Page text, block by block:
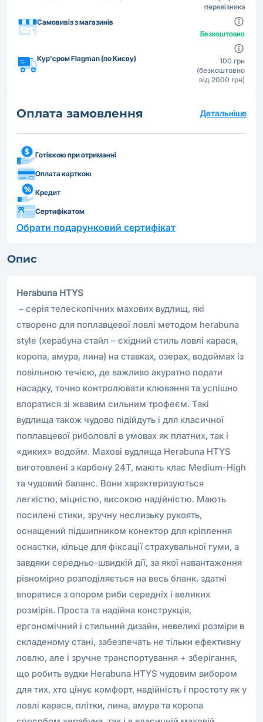
перевізника
Самовивіз з магазинів
Безкоштовно
Кур'єром Flagman (по Києву)
100 грн
(безкоштовно
від 2000 грн)
Оплата замовлення Детальніше
Готівкою при отриманні
Оплата карткою
Кредит
Сертифікатом
Обрати подарунковий сертифікат
Опис
Herabuna HTYS
– серія телескопічних махових вудлищ, які
створено для поплавцевої ловлі методом herabuna
style (херабуна стайл – східний стиль ловлі карася,
коропа, амура, лина) на ставках, озерах, водоймах із
повільною течією, де важливо акуратно подати
насадку, точно контролювати клювання та успішно
впоратися зі жвавим сильним трофеєм. Такі
вудлища також чудово підійдуть і для класичної
поплавцевої риболовлі в умовах як платних, так і
«диких» водойм. Махові вудлища Herabuna HTYS
виготовлені з карбону 24Т, мають клас Medium-High
та чудовий баланс. Вони характеризуються
легкістю, міцністю, високою надійністю. Мають
посилені стики, зручну неслизьку рукоять,
оснащений підшипником конектор для кріплення
оснастки, кільце для фіксації страхувальної гуми, а
завдяки середньо-швидкій дії, за якої навантаження
рівномірно розподіляється на весь бланк, здатні
впоратися з опором риби середніх і великих
розмірів. Проста та надійна конструкція,
ергономічний і стильний дизайн, невеликі розміри в
складеному стані, забезпечать не тільки ефективну
ловлю, але і зручне транспортування + зберігання,
що робить вудки Herabuna HTYS чудовим вибором
для тих, хто цінує комфорт, надійність і простоту як у
ловлі карася, плітки, лина, амура та коропа